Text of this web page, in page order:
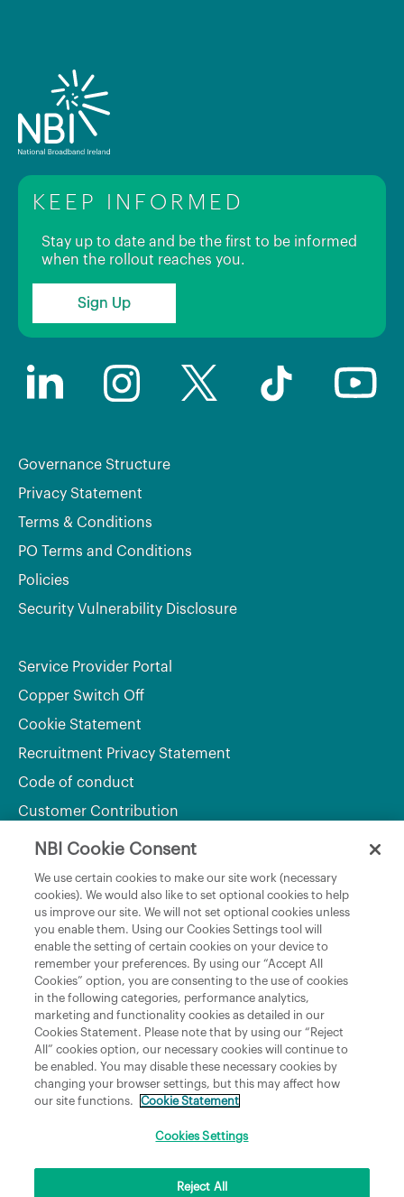
KEEP INFORMED
Stay up to date and be the first to be informed
when the rollout reaches you.
Sign Up
Governance Structure
Privacy Statement
Terms & Conditions
PO Terms and Conditions
Policies
Security Vulnerability Disclosure
Service Provider Portal
Copper Switch Off
Cookie Statement
Recruitment Privacy Statement
Code of conduct
Customer Contribution
Department of Rural and Community Development
and the Gaeltacht
National Broadband Plan
Political Representatives
Copyright © 2026 NBI Infrastructure DAC t/a National Broadband Ireland Registered in
H6RR. All Rights Reserved.
NBI Cookie Consent
We use certain cookies to make our site work (necessary
cookies). We would also like to set optional cookies to help
us improve our site. We will not set optional cookies unless
you enable them. Using our Cookies Settings tool will
enable the setting of certain cookies on your device to
remember your preferences. By using our “Accept All
Cookies” option, you are consenting to the use of cookies
in the following categories, performance analytics,
marketing and functionality cookies as detailed in our
Cookies Statement. Please note that by using our “Reject
All” cookies option, our necessary cookies will continue to
be enabled. You may disable these necessary cookies by
changing your browser settings, but this may affect how
our site functions.
Cookie Statement
Cookies Settings
Reject All